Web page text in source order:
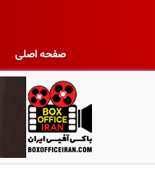
صفحه اصلی
ب